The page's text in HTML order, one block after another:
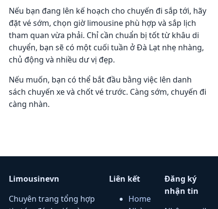
Nếu bạn đang lên kế hoạch cho chuyến đi sắp tới, hãy
đặt vé sớm, chọn giờ limousine phù hợp và sắp lịch
tham quan vừa phải. Chỉ cần chuẩn bị tốt từ khâu di
chuyển, bạn sẽ có một cuối tuần ở Đà Lạt nhẹ nhàng,
chủ động và nhiều dư vị đẹp.
Nếu muốn, bạn có thể bắt đầu bằng việc lên danh
sách chuyến xe và chốt vé trước. Càng sớm, chuyến đi
càng nhàn.
Limousinevn
Chuyên trang tổng hợp
Liên kết
Home
Đăng ký
nhận tin